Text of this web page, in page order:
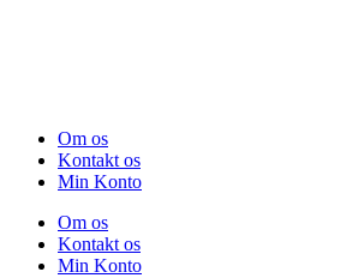
Om os
Kontakt os
Min Konto
Om os
Kontakt os
Min Konto